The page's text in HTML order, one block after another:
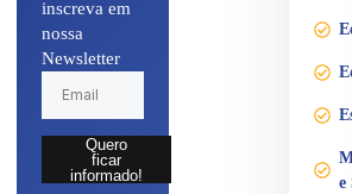
inscreva em
nossa
Newsletter
Quero
ficar
informado!
e